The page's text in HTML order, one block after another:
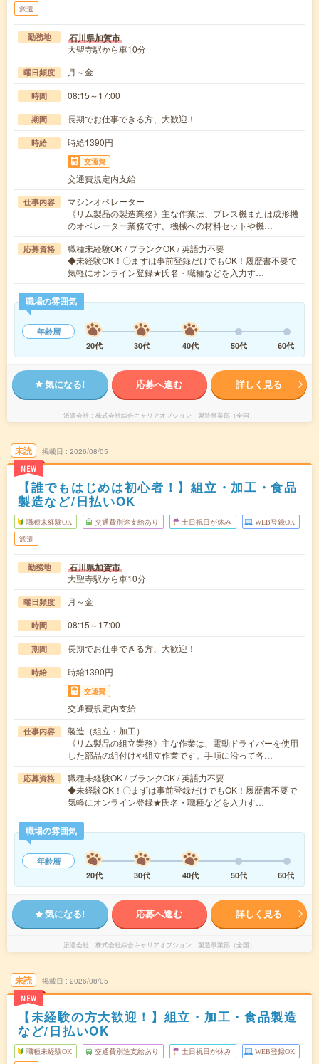
派遣
勤務地 石川県加賀市
大聖寺駅から車10分
曜日頻度 月～金
時間 08:15～17:00
期間 長期でお仕事できる方、大歓迎！
時給 時給1390円
交通費
交通費規定内支給
仕事内容
マシンオペレーター
《リム製品の製造業務》主な作業は、プレス機または成形機
のオペレーター業務です。機械への材料セットや機…
応募資格
職種未経験OK / ブランクOK / 英語力不要
◆未経験OK！〇まずは事前登録だけでもOK！履歴書不要で
気軽にオンライン登録★氏名・職種などを入力す…
職場の雰囲気
年齢層
20代
30代 40代 50代 60代
気になる! 応募へ進む 詳しく見る
派遣会社 株式会社綜合キャリアオプション 製造事業部（全国）
未読
NEW
掲載日 2026/08/05
【誰でもはじめは初心者！】組立・加工・食品
製造など/日払いOK
職種未経験OK 交通費別途支給あり 土日祝日が休み WEB登録OK
派遣
勤務地 石川県加賀市
大聖寺駅から車10分
曜日頻度 月～金
時間 08:15～17:00
期間 長期でお仕事できる方、大歓迎！
時給 時給1390円
交通費
交通費規定内支給
仕事内容
製造（組立・加工）
《リム製品の組立業務》主な作業は、電動ドライバーを使用
した部品の組付けや組立作業です。手順に沿って各…
応募資格
職種未経験OK / ブランクOK / 英語力不要
◆未経験OK！〇まずは事前登録だけでもOK！履歴書不要で
気軽にオンライン登録★氏名・職種などを入力す…
職場の雰囲気
年齢層
20代
30代 40代 50代 60代
気になる! 応募へ進む 詳しく見る
派遣会社 株式会社綜合キャリアオプション 製造事業部（全国）
未読
NEW
掲載日 2026/08/05
【未経験の方大歓迎！】組立・加工・食品製造
など/日払いOK
職種未経験OK 交通費別途支給あり 土日祝日が休み WEB登録OK